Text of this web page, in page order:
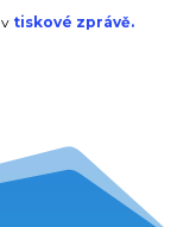
tiskové zprávě.